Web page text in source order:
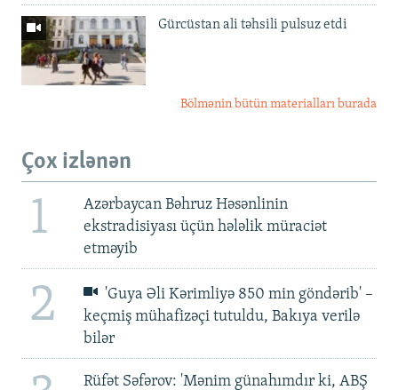
Gürcüstan ali təhsili pulsuz etdi
Bölmənin bütün materialları burada
Çox izlənən
1
Azərbaycan Bəhruz Həsənlinin
ekstradisiyası üçün hələlik müraciət
etməyib
2
'Guya Əli Kərimliyə 850 min göndərib' –
keçmiş mühafizəçi tutuldu, Bakıya verilə
bilər
Rüfət Səfərov: 'Mənim günahımdır ki, ABŞ